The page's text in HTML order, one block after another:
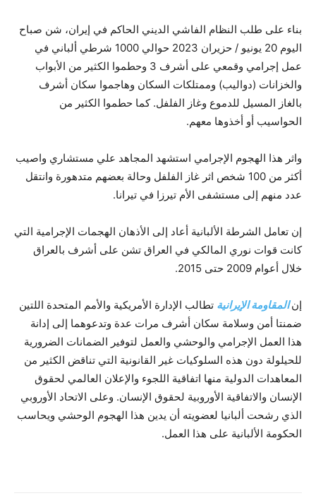
بناء على طلب النظام الفاشي الديني الحاكم في إيران، شن صباح
اليوم 20 يونيو / حزيران 2023 حوالي 1000 شرطي ألباني في
عمل إجرامي وقمعي على أشرف 3 وحطموا الكثير من الأبواب
والخزانات (دواليب) وممتلكات السكان وهاجموا سكان أشرف
بالغاز المسيل للدموع وغاز الفلفل. كما حطموا الكثير من
الحواسيب أو أخذوها معهم.
واثر هذا الهجوم الإجرامي استشهد المجاهد علي مستشاري واصيب
أكثر من 100 شخص اثر غاز الفلفل وحالة بعضهم متدهورة وانتقل
عدد منهم إلى مستشفى الأم تيرزا في تيرانا.
إن تعامل الشرطة الألبانية أعاد إلى الأذهان الهجمات الإجرامية التي
كانت قوات نوري المالكي في العراق تشن على أشرف بالعراق
خلال أعوام 2009 حتى 2015.
إنالمقاومة الإيرانية تطالب الإدارة الأمريكية والأمم المتحدة اللتين
ضمنتا أمن وسلامة سكان أشرف مرات عدة وتدعوهما إلى إدانة
هذا العمل الإجرامي والوحشي والعمل لتوفير الضمانات الضرورية
للحيلولة دون هذه السلوكيات غير القانونية التي تناقض الكثير من
المعاهدات الدولية منها اتفاقية اللجوء والإعلان العالمي لحقوق
الإنسان والاتفاقية الأوروبية لحقوق الإنسان. وعلى الاتحاد الأوروبي
الذي رشحت ألبانيا لعضويته أن يدين هذا الهجوم الوحشي ويحاسب
الحكومة الألبانية على هذا العمل.